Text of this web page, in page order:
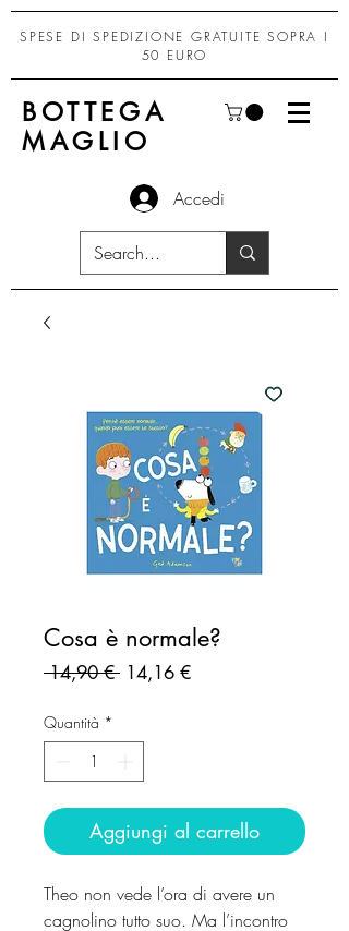
SPESE DI SPEDIZIONE GRATUITE SOPRA I
50 EURO
BOTTEGA
MAGLIO
Accedi
Cosa è normale?
14,90 € Prezzo
14,16 €Prezzo
Quantità *
Aggiungi al carrello
Theo non vede l’ora di avere un
cagnolino tutto suo. Ma l’incontro